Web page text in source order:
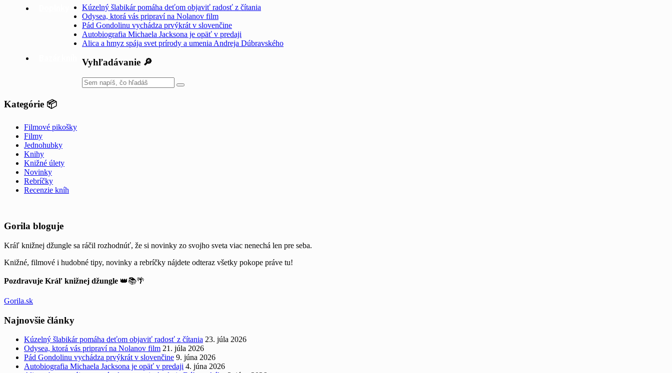
Kúzelný šlabikár pomáha deťom objaviť radosť z čítania
Odysea, ktorá vás pripraví na Nolanov film
Pád Gondolinu vychádza prvýkrát v slovenčine
Autobiografia Michaela Jacksona je opäť v predaji
Alica a hmyz spája svet prírody a umenia Andreja Dúbravského
Vyhľadávanie 🔎
Kategórie 📦
Filmové pikošky
Filmy
Jednohubky
Knihy
Knižné úlety
Novinky
Rebríčky
Recenzie kníh
Widgets
Gorila bloguje
Kráľ knižnej džungle sa ráčil rozhodnúť, že si novinky zo svojho sveta viac nenechá len pre seba.
Knižné, filmové i hudobné tipy, novinky a rebríčky nájdete odteraz všetky pokope práve tu!
Pozdravuje Kráľ knižnej džungle 👑📚🌴
Gorila.sk
Najnovšie články
Kúzelný šlabikár pomáha deťom objaviť radosť z čítania 23. júla 2026
Odysea, ktorá vás pripraví na Nolanov film 21. júla 2026
Pád Gondolinu vychádza prvýkrát v slovenčine 9. júna 2026
Autobiografia Michaela Jacksona je opäť v predaji 4. júna 2026